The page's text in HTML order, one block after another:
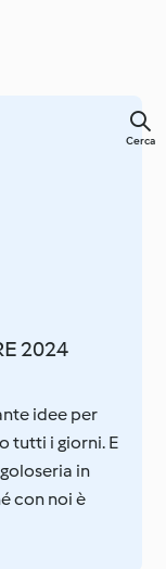
Cerca
2024
idee per
tutti i giorni. E
in
con noi è